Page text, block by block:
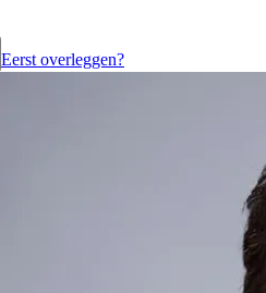
Eerst overleggen?